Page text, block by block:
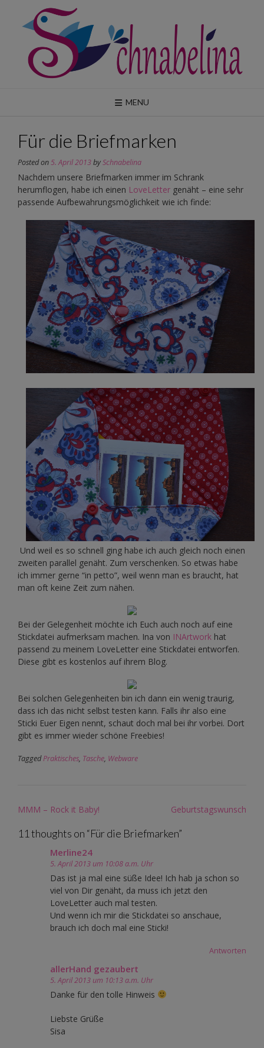
content
MENU
Für die Briefmarken
Posted on5. April 2013bySchnabelina
Nachdem unsere Briefmarken immer im Schrank
herumflogen, habe ich einen LoveLetter genäht – eine sehr
passende Aufbewahrungsmöglichkeit wie ich finde:
Und weil es so schnell ging habe ich auch gleich noch einen
zweiten parallel genäht. Zum verschenken. So etwas habe
ich immer gerne “in petto”, weil wenn man es braucht, hat
man oft keine Zeit zum nähen.
Bei der Gelegenheit möchte ich Euch auch noch auf eine
Stickdatei aufmerksam machen. Ina von INArtwork hat
passend zu meinem LoveLetter eine Stickdatei entworfen.
Diese gibt es kostenlos auf ihrem Blog.
Bei solchen Gelegenheiten bin ich dann ein wenig traurig,
dass ich das nicht selbst testen kann. Falls ihr also eine
Sticki Euer Eigen nennt, schaut doch mal bei ihr vorbei. Dort
gibt es immer wieder schöne Freebies!
TaggedPraktisches, Tasche, Webware
Post
MMM – Rock it Baby! Geburtstagswunsch
11 thoughts on “Für die Briefmarken”
Merline24
5. April 2013 um 10:08 a.m. Uhr
Das ist ja mal eine süße Idee! Ich hab ja schon so
viel von Dir genäht, da muss ich jetzt den
LoveLetter auch mal testen.
Und wenn ich mir die Stickdatei so anschaue,
brauch ich doch mal eine Sticki!
Antworten
allerHand gezaubert
5. April 2013 um 10:13 a.m. Uhr
Danke für den tolle Hinweis
Liebste Grüße
Sisa